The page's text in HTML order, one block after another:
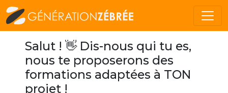
Salut ! 👋 Dis-nous qui tu es,
nous te proposerons des
formations adaptées à TON
projet !